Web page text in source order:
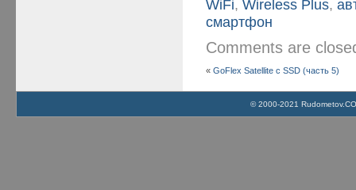
WiFi,Wireless Plus,
смартфон
Comments are
«GoFlex Satellite с SSD (часть 5)
© 2000-2021